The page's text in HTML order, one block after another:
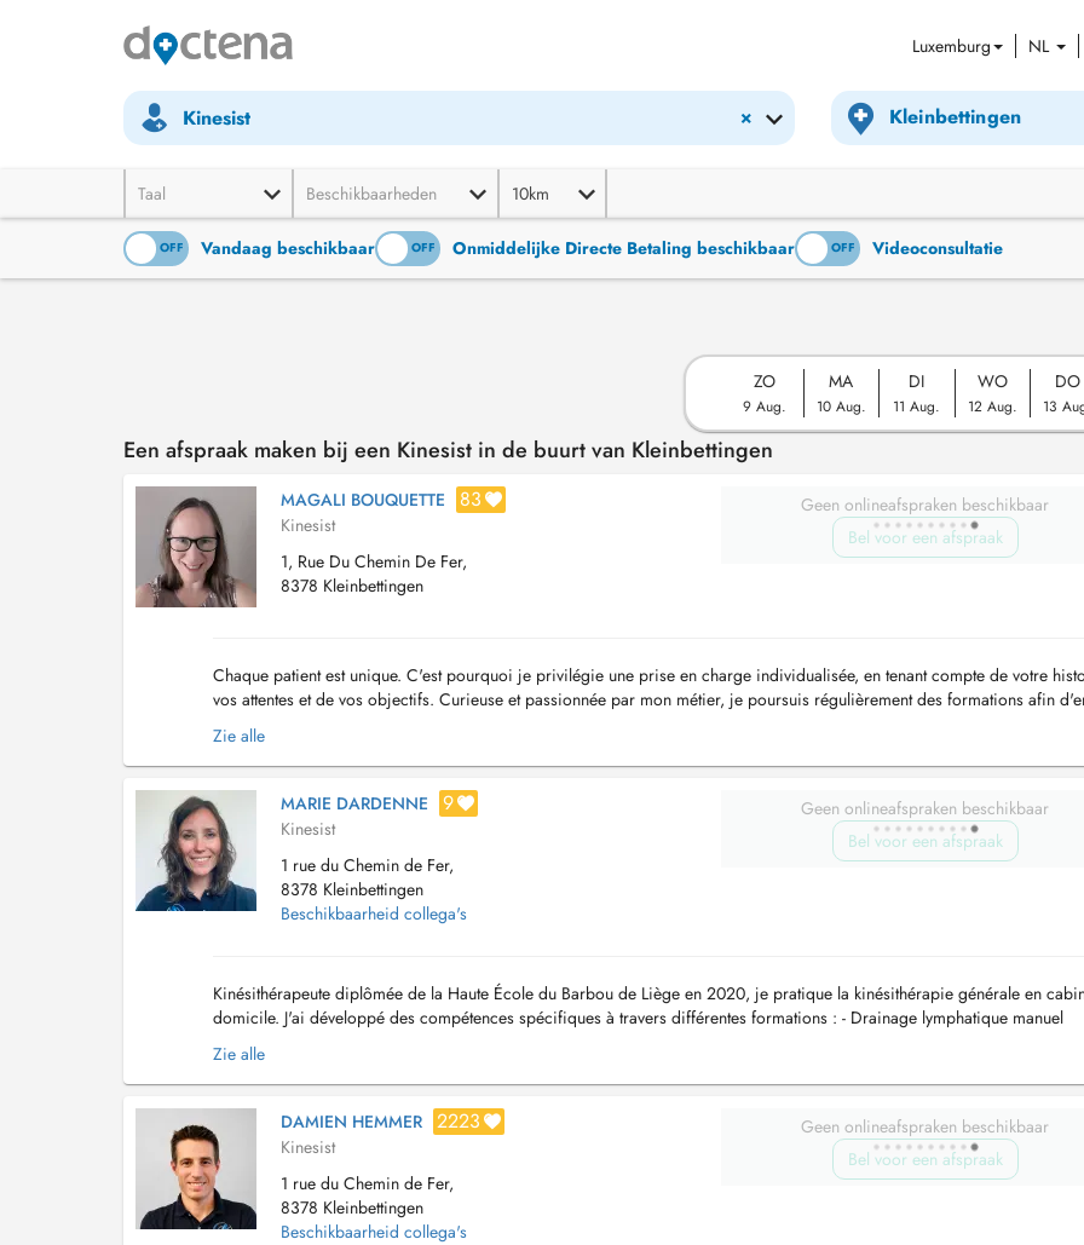
Luxemburg NL
×
Kinesist
Taal Beschikbaarheden 10km
OFF Vandaag beschikbaar
ON OFF Onmiddelijke Directe Betaling beschikbaar
ON OFF Videoconsultatie
ZO
9 Aug.
MA
10 Aug.
DI
11 Aug.
WO
12 Aug.
DO
13
Een afspraak maken bij een Kinesist in de buurt van Kleinbettingen
MAGALI BOUQUETTE 83
Kinesist
1, Rue Du Chemin De Fer,
8378 Kleinbettingen
Geen onlineafspraken beschikbaar
Bel voor een afspraak
Chaque patient est unique. C'est pourquoi je privilégie une prise en charge individualisée, en tenant compte de votre
vos attentes et de vos objectifs. Curieuse et passionnée par mon métier, je poursuis régulièrement des formations afin
ma pratique. Je suis notamment spéci...
Zie alle
MARIE DARDENNE 9
Kinesist
1 rue du Chemin de Fer,
8378 Kleinbettingen
Beschikbaarheid collega's
Geen onlineafspraken beschikbaar
Bel voor een afspraak
Kinésithérapeute diplômée de la Haute École du Barbou de Liège en 2020, je pratique la kinésithérapie générale en
domicile. J'ai développé des compétences spécifiques à travers différentes formations : - Drainage lymphatique manuel
(lymphœdème, lipoedème, oedème postopératoire...
Zie alle
DAMIEN HEMMER 2223
Kinesist
1 rue du Chemin de Fer,
8378 Kleinbettingen
Beschikbaarheid collega's
Geen onlineafspraken beschikbaar
Bel voor een afspraak